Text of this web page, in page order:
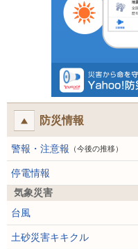
防災情報
警報・注意報 （今後の推移）
停電情報
気象災害
台風
土砂災害キキクル